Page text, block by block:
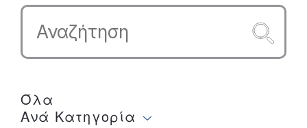
Όλα
Ανά Κατηγορία